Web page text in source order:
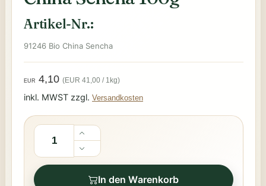
Artikel-Nr.:
91246 Bio China Sencha
EUR 4,10 (EUR 41,00 / 1kg)
inkl. MWST zzgl. Versandkosten
In den Warenkorb